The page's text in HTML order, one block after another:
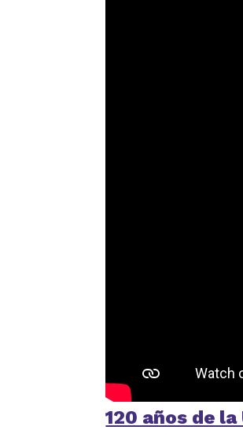
120 años de